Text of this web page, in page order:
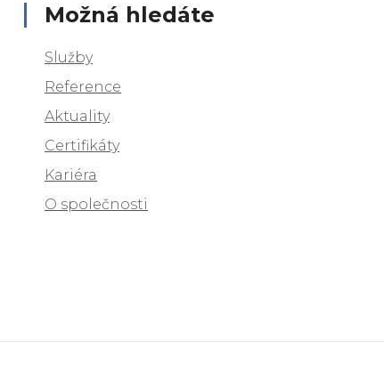
Možná hledáte
Služby
Reference
Aktuality
Certifikáty
Kariéra
O společnosti